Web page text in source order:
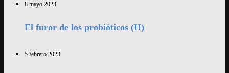
8 mayo 2023
El furor de los probióticos (II)
5 febrero 2023